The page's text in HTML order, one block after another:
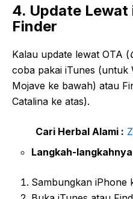
4. Update Lewat
Finder
Kalau update lewat OTA (
coba pakai iTunes (untuk
Mojave ke bawah) atau
Catalina ke atas).
Cari Herbal Alami :
Langkah-
Sambungkan iPhone